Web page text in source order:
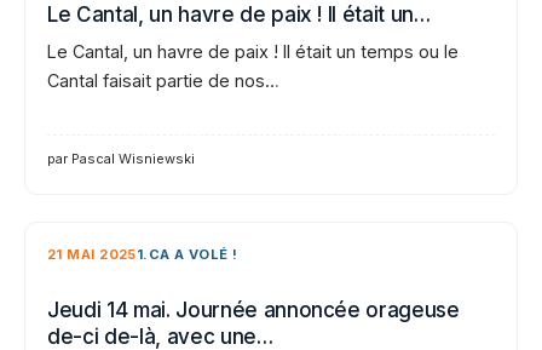
Le Cantal, un havre de paix ! Il était un…
Le Cantal, un havre de paix ! Il était un temps ou le
Cantal faisait partie de nos…
par Pascal Wisniewski
21 MAI 20251.CA A VOLÉ !
Jeudi 14 mai. Journée annoncée orageuse
de-ci de-là, avec une…